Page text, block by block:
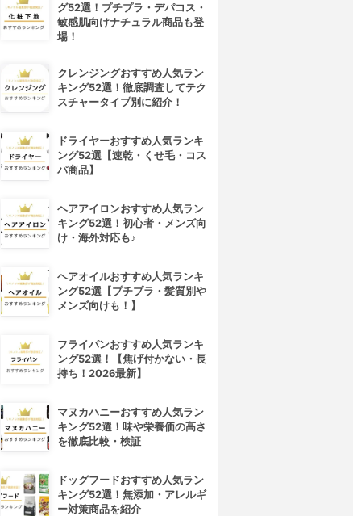
4位
しじみエキス
3.15(2)
¥488
Ｌ-オルニチン
グ52選！プチプラ・デパコス・
敏感肌向けナチュラル商品も登
場！
クレンジングおすすめ人気ラン
キング52選！徹底調査してテク
スチャータイプ別に紹介！
ドライヤーおすすめ人気ランキ
ング52選【速乾・くせ毛・コス
パ商品】
ヘアアイロンおすすめ人気ラン
キング52選！初心者・メンズ向
け・海外対応も♪
ヘアオイルおすすめ人気ランキ
ング52選【プチプラ・髪質別や
メンズ向けも！】
フライパンおすすめ人気ランキ
ング52選！【焦げ付かない・長
持ち！2026最新】
マヌカハニーおすすめ人気ラン
キング52選！味や栄養価の高さ
を徹底比較・検証
ドッグフードおすすめ人気ラン
キング52選！無添加・アレルギ
ー対策商品を紹介